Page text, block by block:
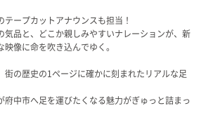
ープカットアナウンスも担当！
気品と、どこか親しみやすいナレーションが、新
像に命を吹き込んでゆく。
街の歴史の1ページに確かに刻まれたリアルな足
府中市へ足を運びたくなる魅力がぎゅっと詰まっ